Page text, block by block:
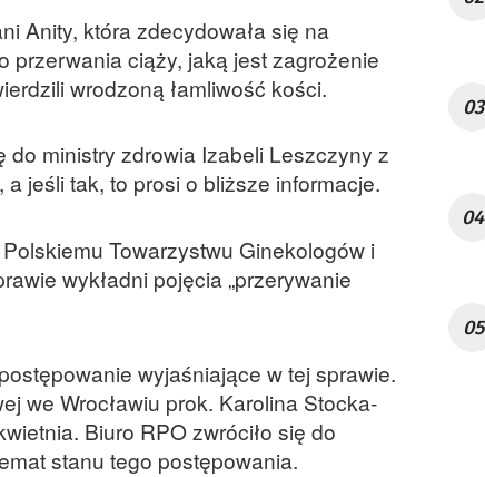
Anity, która zdecydowała się na
przerwania ciąży, jaką jest zagrożenie
wrodzoną łamliwość kości.
do ministry zdrowia Izabeli Leszczyny z
jeśli tak, to prosi o bliższe informacje.
Towarzystwu Ginekologów i
wykładni pojęcia „przerywanie
wyjaśniające w tej sprawie.
we Wrocławiu prok. Karolina Stocka-
Biuro RPO zwróciło się do
stanu tego postępowania.